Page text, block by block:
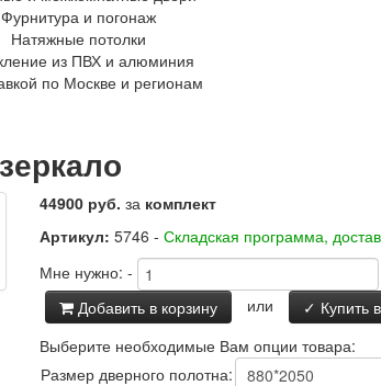
Фурнитура и погонаж
Натяжные потолки
из ПВХ и алюминия
по Москве и регионам
44900 руб. за комплект
Артикул: 5746 - Складская программа,
Мне нужно: -
Добавить в корзину
или
✓ Купить
Выберите необходимые Вам опции товара:
Размер дверного полотна: